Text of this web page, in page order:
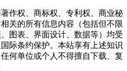
作权、商标权、专利权、商业秘
关的所有信息内容（包括但不限
图表、界面设计、数据等）均受
际条约保护。本站享有上述知识
何单位或个人不得擅自下载、复